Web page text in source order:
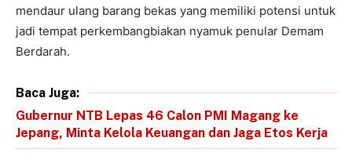
mendaur ulang barang bekas yang memiliki potensi untuk
jadi tempat perkembangbiakan nyamuk penular Demam
Berdarah.
Baca Juga:
Gubernur NTB Lepas 46 Calon PMI Magang ke
Jepang, Minta Kelola Keuangan dan Jaga Etos Kerja